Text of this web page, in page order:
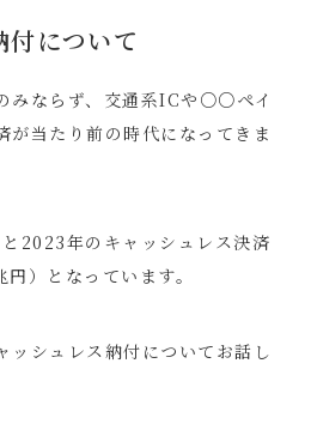
付について
みならず、交通系ICや○○ペイ
が当たり前の時代になってきま
2023年のキャッシュレス決済
）となっています。
ッシュレス納付についてお話し